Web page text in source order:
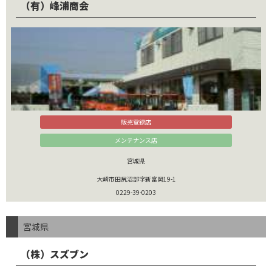
（有）峰浦商会
販売登録店
メンテナンス店
宮城県
大崎市田尻沼部字新富岡19-1
0229-39-0203
宮城県
（株）スズブン